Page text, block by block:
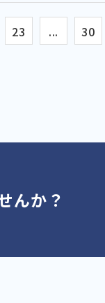
23 ... 30
んか？